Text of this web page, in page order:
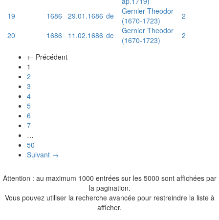
19 1686 29.01.1686 de
Gernler Theodor
(1670-1723)
2
20
1686 11.02.1686 de
Gernler Theodor
(1670-1723)
2
← Précédent
1
2
3
4
5
6
7
…
50
Suivant →
Attention : au maximum 1000 entrées sur les 5000 sont affichées par
la pagination.
Vous pouvez utiliser la recherche avancée pour restreindre la liste à
afficher.